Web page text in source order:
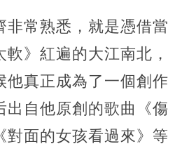
非常熟悉，就是憑借當
》紅遍的大江南北，
他真正成為了一個創作
出自他原創的歌曲《傷
對面的女孩看過來》等